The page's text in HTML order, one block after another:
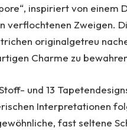
inspiriert von einem
verflochtenen Zweigen.
originalgetreu
Charme zu
und 13
Interpretationen
fast seltene